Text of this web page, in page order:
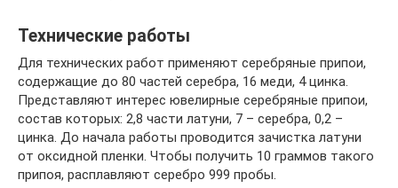
Технические работы
Для технических работ применяют серебряные припои,
содержащие до 80 частей серебра, 16 меди, 4 цинка.
Представляют интерес ювелирные серебряные припои,
состав которых: 2,8 части латуни, 7 – серебра, 0,2 –
цинка. До начала работы проводится зачистка латуни
от оксидной пленки. Чтобы получить 10 граммов такого
припоя, расплавляют серебро 999 пробы.